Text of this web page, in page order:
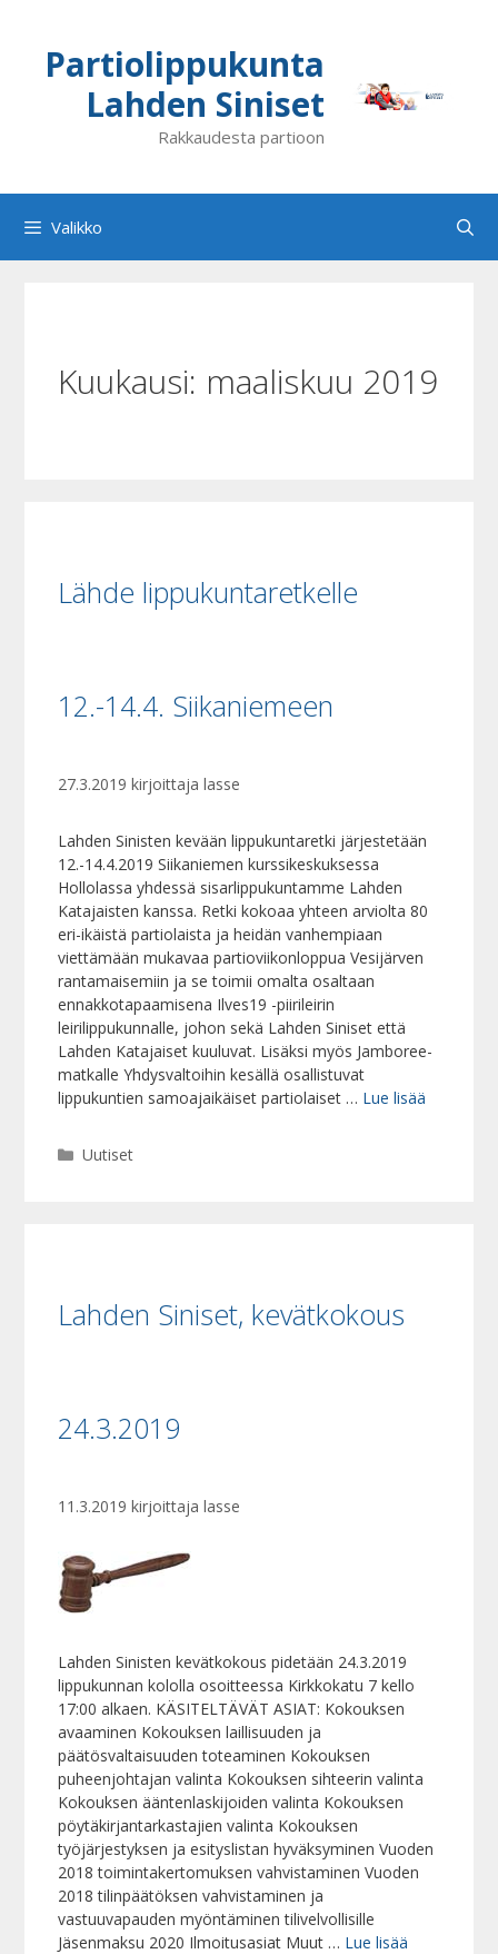
Partiolippukunta
Lahden Siniset
Rakkaudesta partioon
Valikko
Kuukausi: maaliskuu 2019
Lähde lippukuntaretkelle
12.-14.4. Siikaniemeen
27.3.2019 kirjoittajalasse
Lahden Sinisten kevään lippukuntaretki järjestetään
12.-14.4.2019 Siikaniemen kurssikeskuksessa
Hollolassa yhdessä sisarlippukuntamme Lahden
Katajaisten kanssa. Retki kokoaa yhteen arviolta 80
eri-ikäistä partiolaista ja heidän vanhempiaan
viettämään mukavaa partioviikonloppua Vesijärven
rantamaisemiin ja se toimii omalta osaltaan
ennakkotapaamisena Ilves19 -piirileirin
leirilippukunnalle, johon sekä Lahden Siniset että
Lahden Katajaiset kuuluvat. Lisäksi myös Jamboree-
matkalle Yhdysvaltoihin kesällä osallistuvat
lippukuntien samoajaikäiset partiolaiset … Lue lisää
Kategoriat
Uutiset
Lahden Siniset, kevätkokous
24.3.2019
11.3.2019 kirjoittajalasse
Lahden Sinisten kevätkokous pidetään 24.3.2019
lippukunnan kololla osoitteessa Kirkkokatu 7 kello
17:00 alkaen. KÄSITELTÄVÄT ASIAT: Kokouksen
avaaminen Kokouksen laillisuuden ja
päätösvaltaisuuden toteaminen Kokouksen
puheenjohtajan valinta Kokouksen sihteerin valinta
Kokouksen ääntenlaskijoiden valinta Kokouksen
pöytäkirjantarkastajien valinta Kokouksen
työjärjestyksen ja esityslistan hyväksyminen Vuoden
2018 toimintakertomuksen vahvistaminen Vuoden
2018 tilinpäätöksen vahvistaminen ja
vastuuvapauden myöntäminen tilivelvollisille
Jäsenmaksu 2020 Ilmoitusasiat Muut … Lue lisää